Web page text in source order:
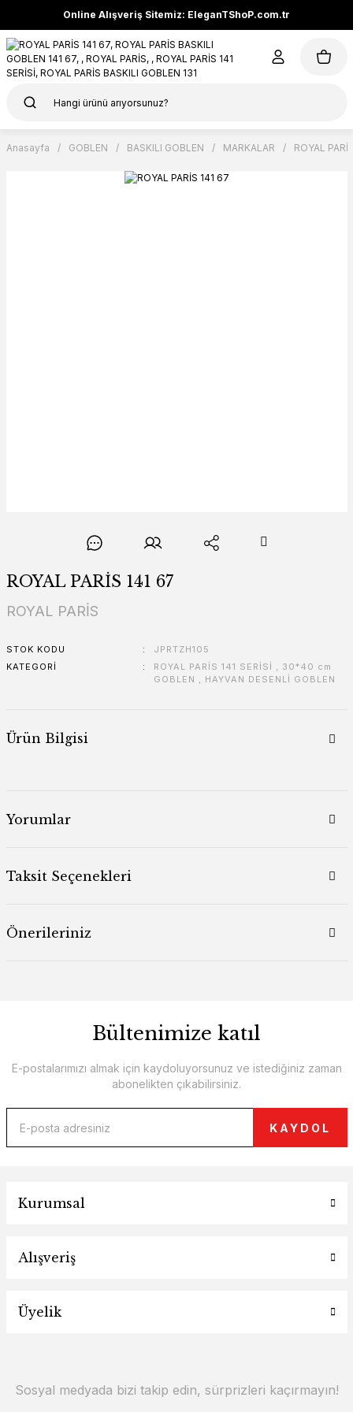
Online Alışveriş Sitemiz: EleganTShoP.com.tr
Anasayfa GOBLEN BASKILI GOBLEN MARKALAR ROYAL
ROYAL PARİS 141 67
ROYAL PARİS
STOK KODU
JPRTZH105
KATEGORI
ROYAL PARİS 141 SERİSİ , 30*40 cm
GOBLEN , HAYVAN DESENLİ GOBLEN
Ürün Bilgisi
Yorumlar
Taksit Seçenekleri
Önerileriniz
Bültenimize katıl
E-postalarımızı almak için kaydoluyorsunuz ve istediğiniz zaman
abonelikten çıkabilirsiniz.
KAYDOL
Kurumsal
Alışveriş
Üyelik
Sosyal medyada bizi takip edin, sürprizleri kaçırmayın!